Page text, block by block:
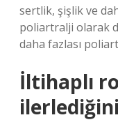
sertlik, şişlik ve
poliartralji olarak
daha fazlası
İltihaplı